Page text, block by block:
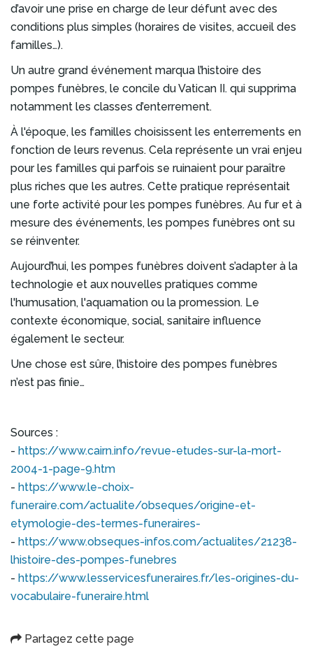
d’avoir une prise en charge de leur défunt avec des
conditions plus simples (horaires de visites, accueil des
familles…).
Un autre grand événement marqua l’histoire des
pompes funèbres, le concile du Vatican II. qui supprima
notamment les classes d’enterrement.
À l'époque, les familles choisissent les enterrements en
fonction de leurs revenus. Cela représente un vrai enjeu
pour les familles qui parfois se ruinaient pour paraître
plus riches que les autres. Cette pratique représentait
une forte activité pour les pompes funèbres. Au fur et à
mesure des événements, les pompes funèbres ont su
se réinventer.
Aujourd’hui, les pompes funèbres doivent s’adapter à la
technologie et aux nouvelles pratiques comme
l'humusation, l'aquamation ou la promession. Le
contexte économique, social, sanitaire influence
également le secteur.
Une chose est sûre, l’histoire des pompes funèbres
n’est pas finie…
Sources :
- https://www.cairn.info/revue-etudes-sur-la-mort-
2004-1-page-9.htm
- https://www.le-choix-
funeraire.com/actualite/obseques/origine-et-
etymologie-des-termes-funeraires-
- https://www.obseques-infos.com/actualites/21238-
lhistoire-des-pompes-funebres
- https://www.lesservicesfuneraires.fr/les-origines-du-
vocabulaire-funeraire.html
Partagez cette page